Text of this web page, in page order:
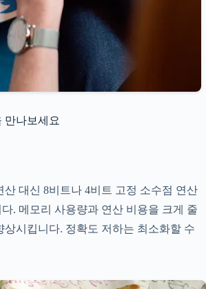
만나보세요
산 대신 8비트나 4비트 고정 소수점 연산
. 메모리 사용량과 연산 비용을 크게 줄
상시킵니다. 정확도 저하는 최소화할 수